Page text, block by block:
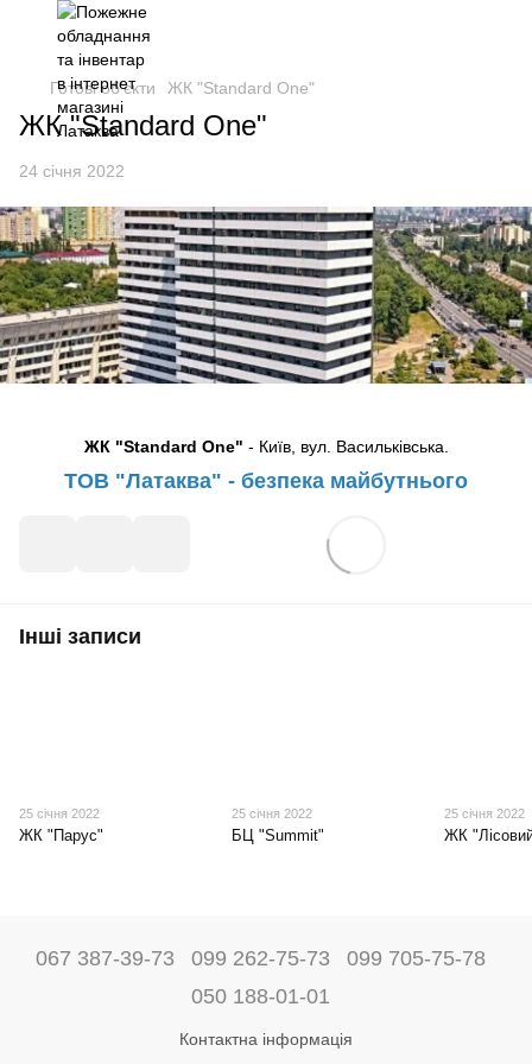
Готові об'єкти ЖК "Standard One"
ЖК "Standard One"
24 січня 2022
ЖК "Standard One" - Київ, вул. Васильківська.
ТОВ "Латаква" - безпека майбутнього
Інші записи
25 січня 2022
ЖК "Парус"
25 січня 2022
БЦ "Summit"
25 січня 2022
ЖК
067 387-39-73 099 262-75-73
099 705-75-78
050 188-01-01
Контактна інформація